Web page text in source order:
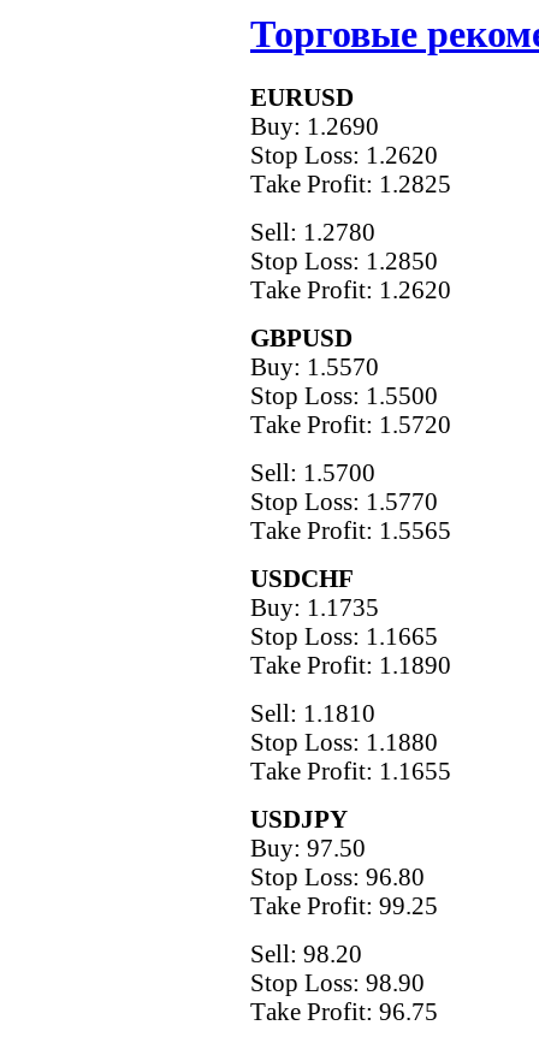
Торговые
EURUSD
Buy: 1.2690
Stop Loss: 1.2620
Тake Рrofit: 1.2825
Sell: 1.2780
Stop Loss: 1.2850
Тake Рrofit: 1.2620
GBPUSD
Buy: 1.5570
Stop Loss: 1.5500
Тake Рrofit: 1.5720
Sell: 1.5700
Stop Loss: 1.5770
Тake Рrofit: 1.5565
USDCHF
Buy: 1.1735
Stop Loss: 1.1665
Тake Рrofit: 1.1890
Sell: 1.1810
Stop Loss: 1.1880
Тake Рrofit: 1.1655
USDJPY
Buy: 97.50
Stop Loss: 96.80
Тake Рrofit: 99.25
Sell: 98.20
Stop Loss: 98.90
Тake Рrofit: 96.75